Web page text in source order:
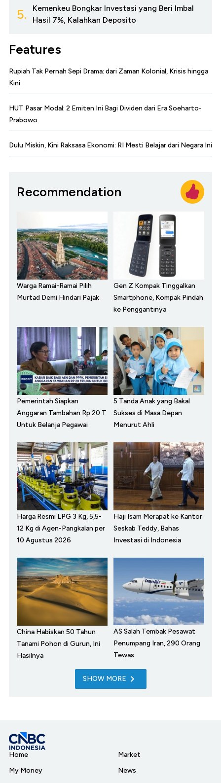
5.
Kemenkeu Bongkar Investasi yang Beri Imbal
Hasil 7%, Kalahkan Deposito
Features
Rupiah Tak Pernah Sepi Drama: dari Zaman Kolonial, Krisis hingga
Kini
HUT Pasar Modal: 2 Emiten Ini Bagi Dividen dari Era Soeharto-
Prabowo
Dulu Miskin, Kini Raksasa Ekonomi: RI Mesti Belajar dari Negara Ini
Recommendation
Warga Ramai-Ramai Pilih
Murtad Demi Hindari Pajak
Gen Z Kompak Tinggalkan
Smartphone, Kompak Pindah
ke Penggantinya
Pemerintah Siapkan
Anggaran Tambahan Rp 20 T
Untuk Belanja Pegawai
5 Tanda Anak yang Bakal
Sukses di Masa Depan
Menurut Ahli
Harga Resmi LPG 3 Kg, 5,5-
12 Kg di Agen-Pangkalan per
10 Agustus 2026
Haji Isam Merapat ke Kantor
Seskab Teddy, Bahas
Investasi di Indonesia
China Habiskan 50 Tahun
Tanami Pohon di Gurun, Ini
Hasilnya
AS Salah Tembak Pesawat
Penumpang Iran, 290 Orang
Tewas
SHOW MORE
Home
My Money
Market
News